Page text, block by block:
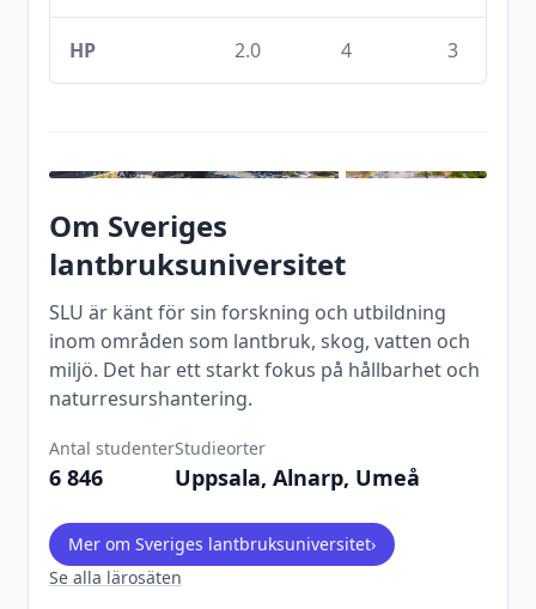
HP 2.0 4 3
Om Sveriges
lantbruksuniversitet
SLU är känt för sin forskning och utbildning
inom områden som lantbruk, skog, vatten och
miljö. Det har ett starkt fokus på hållbarhet och
naturresurshantering.
Antal studenter
6 846
Studieorter
Uppsala, Alnarp, Umeå
Mer om Sveriges lantbruksuniversitet›
Se alla lärosäten